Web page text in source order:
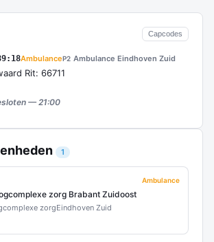
Capcodes
AmbulanceP2 Ambulance Eindhoven Zuid
Rit: 66711
— 21:00
1
Ambulance
zorg Brabant Zuidoost
zorgEindhoven Zuid